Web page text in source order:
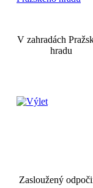
V zahradách
hradu
Zasloužený